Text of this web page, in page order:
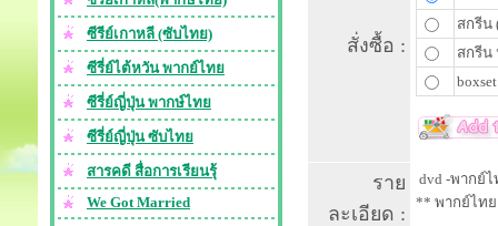
ซีรีย์เกาหลี (ซับไทย)
ซีรี่ย์ไต้หวัน พากย์ไทย
ซีรี่ย์ญี่ปุ่น พากษ์ไทย
ซีรี่ย์ญี่ปุ่น ซับไทย
สารคดี สื่อการเรียนรุ้
We Got Married
สั่งซื้อ :
สกรีน
สกรีน
ราย
ละเอียด :
dvd -พากย์ไ
** พากย์ไทย